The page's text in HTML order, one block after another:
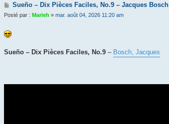
M
s
a
g
Sueño – Dix Pièces Faciles, No.9 – Jacques Bosch
Posté par : Marieh » mar. août 04, 2026 11:20 am
Sueño – Dix Pièces Faciles, No.9 – Bosch, Jacques